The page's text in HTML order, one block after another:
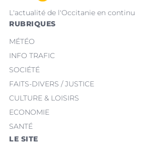
L'actualité de l'Occitanie en continu
RUBRIQUES
MÉTÉO
INFO TRAFIC
SOCIÉTÉ
FAITS-DIVERS / JUSTICE
CULTURE & LOISIRS
ECONOMIE
SANTÉ
LE SITE